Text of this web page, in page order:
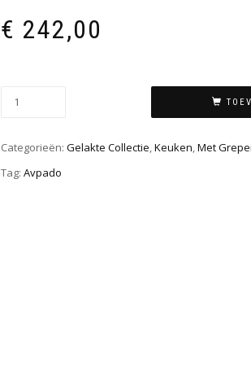
€ 242,00
Categorieën: Gelakte Collectie,Keuken,Met
Tag: Avpado